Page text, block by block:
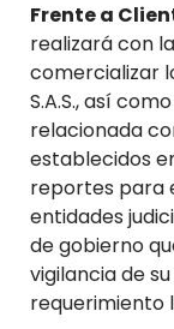
Frente a
realizará con
comercializar
S.A.S., así
relacionada
establecidos
reportes para
entidades
de gobierno
vigilancia de
requerimiento